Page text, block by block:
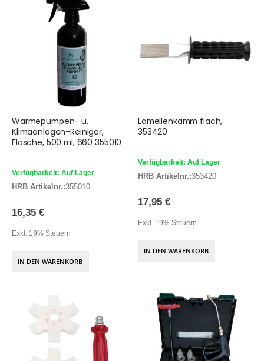
Wärmepumpen- u.
Klimaanlagen-Reiniger,
Flasche, 500 ml, 660 355010
Verfügbarkeit: Auf Lager
HRB Artikelnr.:355010
16,35 €
Exkl. 19% Steuern
IN DEN WARENKORB
Lamellenkamm flach,
353420
Verfügbarkeit: Auf Lager
HRB Artikelnr.:353420
17,95 €
Exkl. 19% Steuern
IN DEN WARENKORB